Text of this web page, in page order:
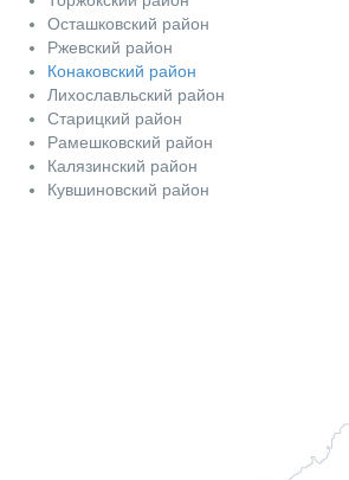
Осташковский район
Ржевский район
Конаковский район
Лихославльский район
Старицкий район
Рамешковский район
Калязинский район
Кувшиновский район